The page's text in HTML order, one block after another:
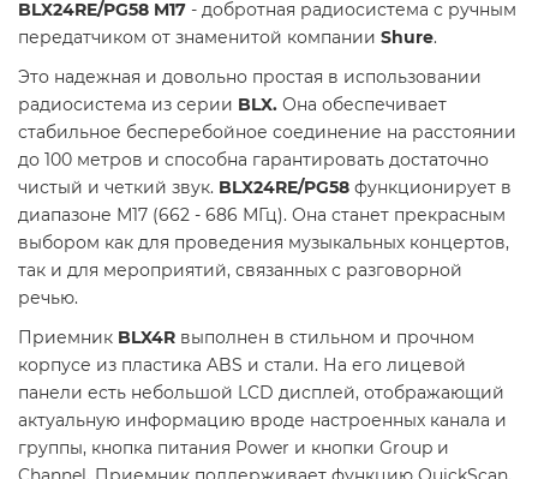
BLX24RE/PG58 M17 - добротная радиосистема с ручным
передатчиком от знаменитой компании Shure.
Это надежная и довольно простая в использовании
радиосистема из серии BLX. Она обеспечивает
стабильное бесперебойное соединение на расстоянии
до 100 метров и способна гарантировать достаточно
чистый и четкий звук. BLX24RE/PG58 функционирует в
диапазоне М17 (662 - 686 МГц). Она станет прекрасным
выбором как для проведения музыкальных концертов,
так и для мероприятий, связанных с разговорной
речью.
Приемник BLX4R выполнен в стильном и прочном
корпусе из пластика ABS и стали. На его лицевой
панели есть небольшой LCD дисплей, отображающий
актуальную информацию вроде настроенных канала и
группы, кнопка питания Power и кнопки Group и